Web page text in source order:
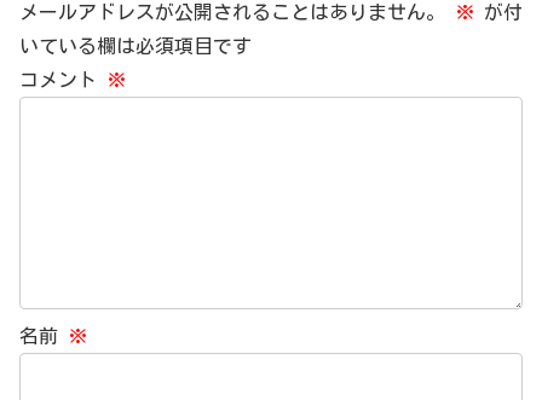
メールアドレスが公開されることはありません。 ※ が付
いている欄は必須項目です
コメント
※
名前 ※